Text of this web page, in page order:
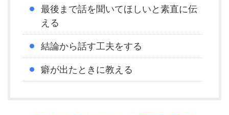
最後まで話を聞いてほしいと素直に伝
える
結論から話す工夫をする
癖が出たときに教える